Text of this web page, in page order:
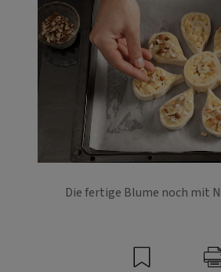
Die fertige Blume noch mit